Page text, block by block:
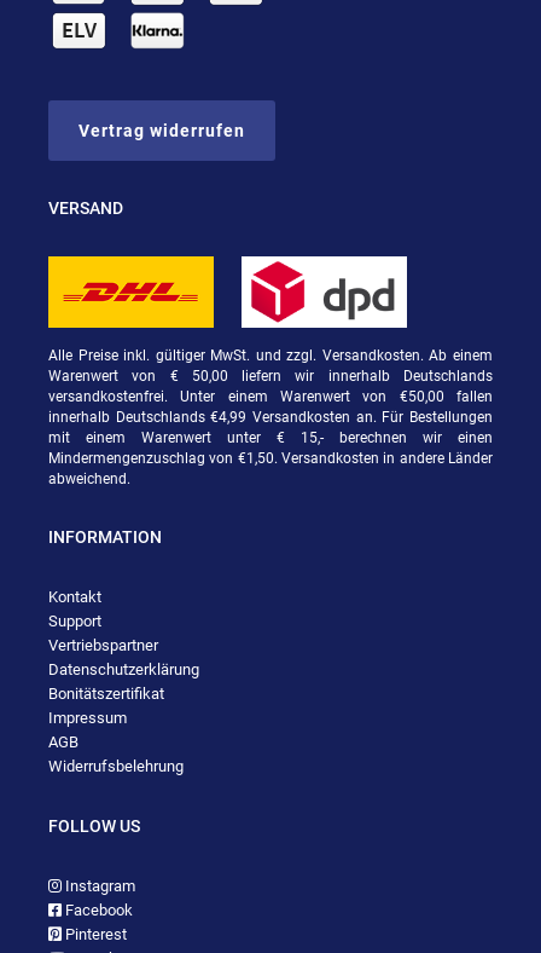
Vertrag widerrufen
VERSAND
Alle Preise inkl. gültiger MwSt. und zzgl. Versandkosten. Ab einem
Warenwert von € 50,00 liefern wir innerhalb Deutschlands
versandkostenfrei. Unter einem Warenwert von €50,00 fallen
innerhalb Deutschlands €4,99 Versandkosten an. Für Bestellungen
mit einem Warenwert unter € 15,- berechnen wir einen
Mindermengenzuschlag von €1,50. Versandkosten in andere Länder
abweichend.
INFORMATION
Kontakt
Support
Vertriebspartner
Datenschutzerklärung
Bonitätszertifikat
Impressum
AGB
Widerrufsbelehrung
FOLLOW US
Instagram
Facebook
Pinterest